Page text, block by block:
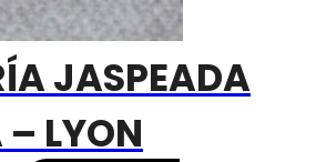
JASPEADA
LYON